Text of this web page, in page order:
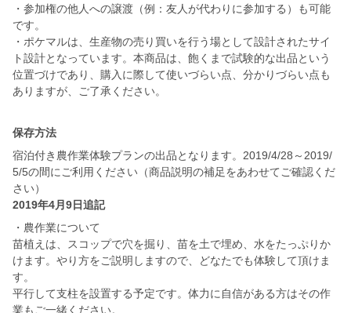
・参加権の他人への譲渡（例：友人が代わりに参加する）も可能
です。
・ポケマルは、生産物の売り買いを行う場として設計されたサイ
ト設計となっています。本商品は、飽くまで試験的な出品という
位置づけであり、購入に際して使いづらい点、分かりづらい点も
ありますが、ご了承ください。
保存方法
宿泊付き農作業体験プランの出品となります。2019/4/28～2019/
5/5の間にご利用ください（商品説明の補足をあわせてご確認くだ
さい）
2019年4月9日追記
・農作業について
苗植えは、スコップで穴を掘り、苗を土で埋め、水をたっぷりか
けます。やり方をご説明しますので、どなたでも体験して頂けま
す。
平行して支柱を設置する予定です。体力に自信がある方はその作
業もご一緒ください。